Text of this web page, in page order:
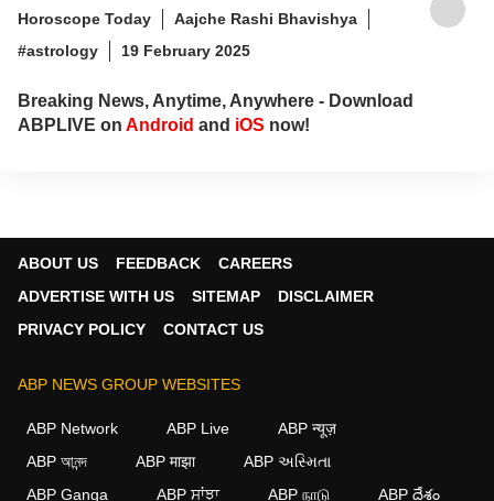
Horoscope Today
Aajche Rashi Bhavishya
#astrology
19 February 2025
Breaking News, Anytime, Anywhere - Download
ABPLIVE on Android and iOS now!
ABOUT US FEEDBACK
CAREERS
ADVERTISE WITH US
SITEMAP
DISCLAIMER
PRIVACY POLICY
CONTACT US
ABP NEWS GROUP WEBSITES
ABP Network ABP Live
ABP न्यूज़
ABP আনন্দ
ABP माझा
ABP અસ્મિતા
ABP Ganga
ABP ਸਾਂਝਾ ABP நாடு ABP దేశం
We use cookies to improve your experience, analyze